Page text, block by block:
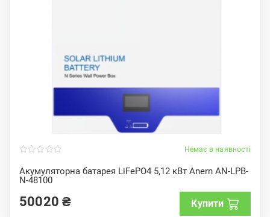
Немає в наявності
Акумуляторна батарея LiFePO4 5,12 кВт Anern AN-LPB-
N-48100
o
u
t
f
5
50020₴ Купити